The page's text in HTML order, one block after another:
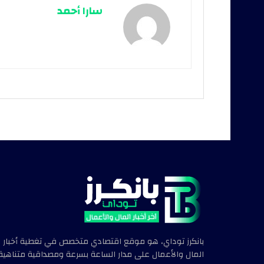
سارا أحمد
بانكرز توداي، هو موقع اقتصادي متخصص في تغطية أخبار
المال والأعمال على مدار الساعة بسرعة ومصداقية